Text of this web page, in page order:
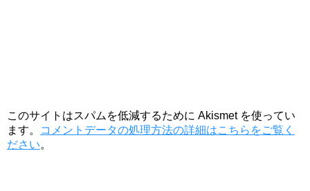
このサイトはスパムを低減するために Akismet を使ってい
ます。
コメントデータの処理方法の詳細はこちらをご覧く
ださい。